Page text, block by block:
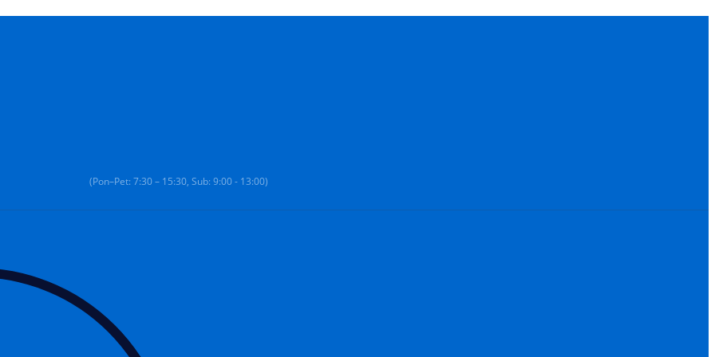
(Pon–Pet: 7:30 – 15:30, Sub: 9:00 - 13:00)